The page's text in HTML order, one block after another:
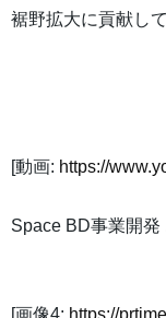
裾野拡大に貢献し
[動画: https://
Space BD事業開